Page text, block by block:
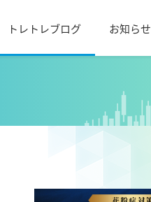
トレトレブログ お知らせ